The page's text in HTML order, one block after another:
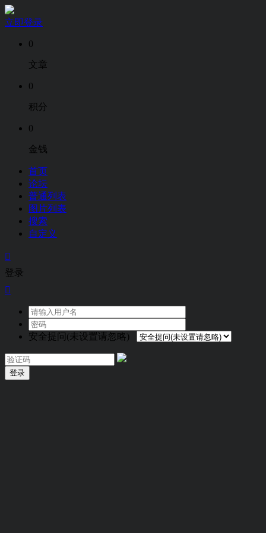
立即登录
0
文章
0
积分
0
金钱
首页
论坛
普通列表
图片列表
搜索
自定义

登录

安全提问(未设置请忽略)
登录